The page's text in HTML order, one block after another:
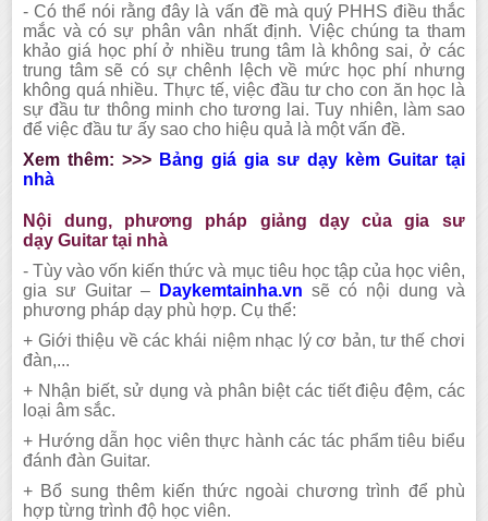
-Có thể nói rằng đây là vấn đề mà quý PHHS điều thắc
mắc và có sự phân vân nhất định. Việc chúng ta tham
khảo giá học phí ở nhiều trung tâm là không sai, ở các
trung tâm sẽ có sự chênh lệch về mức học phí nhưng
không quá nhiều. Thực tế, việc đầu tư cho con ăn học là
sự đầu tư thông minh cho tương lai. Tuy nhiên, làm sao
để việc đầu tư ấy sao cho hiệu quả là một vấn đề.
Xem thêm: >>> Bảng giá gia sư dạy kèm Guitartại
nhà
Nội dung, phương pháp giảng dạy của gia sư
dạyGuitar tại nhà
-Tùy vào vốn kiến thức và mục tiêu học tập của học viên,
gia sưGuitar – Daykemtainha.vn sẽ có nội dung và
phương pháp dạy phù hợp. Cụ thể:
+ Giới thiệu về các khái niệm nhạc lý cơ bản, tư thế chơi
đàn,...
+ Nhận biết, sử dụng và phân biệt các tiết điệu đệm, các
loại âm sắc.
+ Hướng dẫn học viên thực hành các tác phẩm tiêu biểu
đánh đànGuitar.
+ Bổ sung thêm kiến thức ngoài chương trình để phù
hợp từng trình độ học viên.